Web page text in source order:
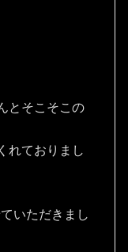
とそこそこの
れておりまし
いただきまし